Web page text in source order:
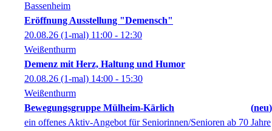
Bassenheim
Eröffnung Ausstellung "Demensch"
20.08.26 (1-mal) 11:00 - 12:30
Weißenthurm
Demenz mit Herz, Haltung und Humor
20.08.26 (1-mal) 14:00 - 15:30
Weißenthurm
Bewegungsgruppe Mülheim-Kärlich
neu
ein offenes Aktiv-Angebot für Seniorinnen/Senioren ab 70 Jahre